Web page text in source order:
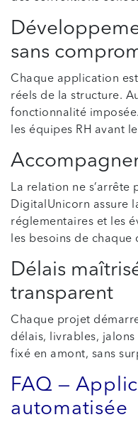
sans
Chaque application
réels de la structure.
fonctionnalité
les équipes RH avant
La relation ne s’arrête
DigitalUnicorn assure
réglementaires et les
les besoins de chaque
Délais
transparent
Chaque projet
délais, livrables,
fixé en amont, sans
FAQ —
automatisée